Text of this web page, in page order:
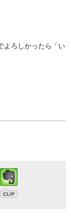
よろしかったら「い